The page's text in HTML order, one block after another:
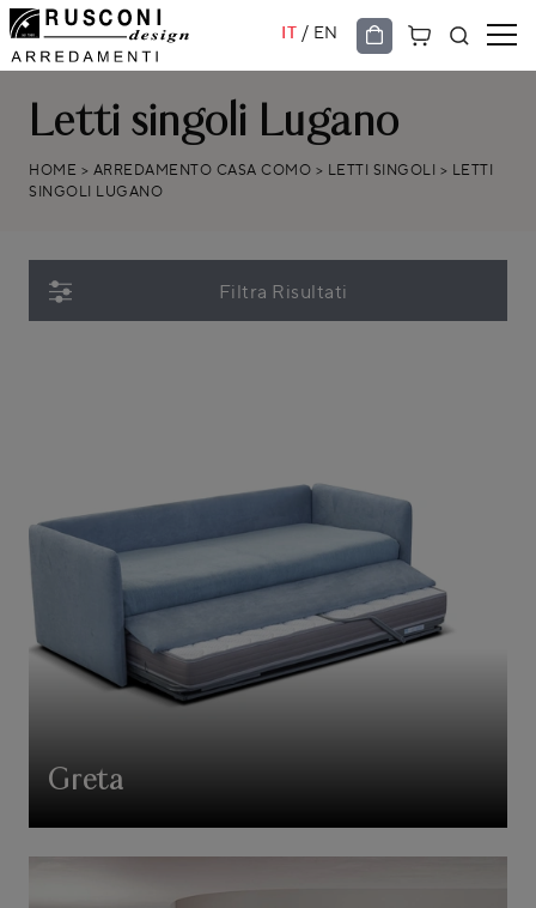
IT / EN
Letti singoli Lugano
HOME > ARREDAMENTO CASA COMO > LETTI SINGOLI > LETTI
SINGOLI LUGANO
Filtra Risultati
Greta